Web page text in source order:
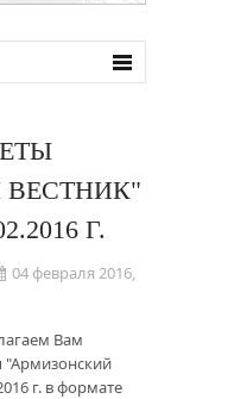
Г.
04 февраля 2016,
Вам
"Армизонский
г. в формате